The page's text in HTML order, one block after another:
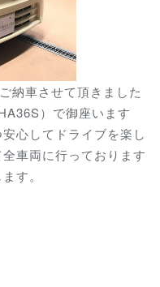
納車させて頂きました
）で御座います
心してドライブを楽し
車両に行っております
す。